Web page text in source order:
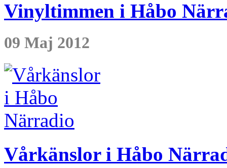
Vinyltimmen i Håbo
09 Maj 2012
Vårkänslor i Håbo